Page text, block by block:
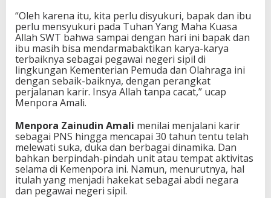
n
a
B
h
a
k
t
i
e
p
a
d
a
P
“Oleh karena itu, kita perlu disyukuri, bapak dan ibu
perlu mensyukuri pada Tuhan Yang Maha Kuasa
Allah SWT bahwa sampai dengan hari ini bapak dan
ibu masih bisa mendarmabaktikan karya-karya
terbaiknya sebagai pegawai negeri sipil di
lingkungan Kementerian Pemuda dan Olahraga ini
dengan sebaik-baiknya, dengan perangkat
perjalanan karir. Insya Allah tanpa cacat,” ucap
Menpora Amali.
Menpora Zainudin Amali menilai menjalani karir
sebagai PNS hingga mencapai 30 tahun tentu telah
melewati suka, duka dan berbagai dinamika. Dan
bahkan berpindah-pindah unit atau tempat aktivitas
selama di Kemenpora ini. Namun, menurutnya, hal
itulah yang menjadi hakekat sebagai abdi negara
dan pegawai negeri sipil.